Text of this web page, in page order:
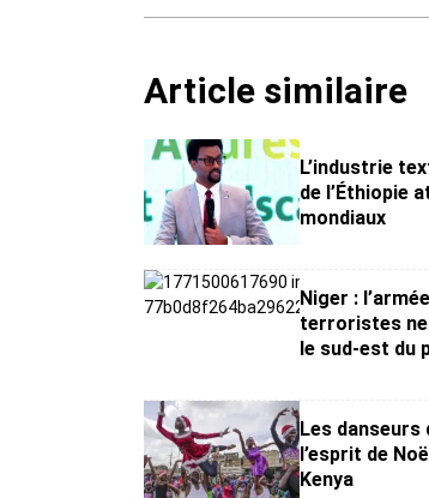
Article similaire
L’industrie
de l’Éthiopie
mondiaux
Niger :
terroristes
le sud-est du
Les danseurs
l’esprit de
Kenya